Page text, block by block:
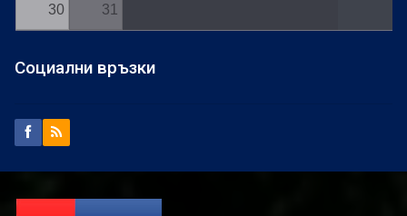
30 31
Социални връзки